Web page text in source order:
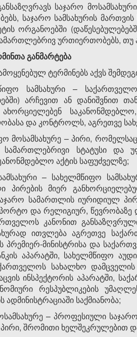
საჯარო
საჯარო სამსახურის
ორგანოებში
ურთიერთობებს, თუ
განმარტება
ტერმინებს აქვს
სამსახური –
არჩევით ან დანიშვნით
ახორციელებენ
და კონტროლს, აგრეთვე
მოსამსახურე – პირი,
სტატუსი და
აქტის საფუძველზე;
– სახელმწიფო
პირების მიერ
სამართლის იურიდიულ
და რელიგიურ, წევრობაზე
კანონით
ითვლება აგრეთვე
პრემიერ-მინისტრისა და
აპარატში, სახელმწიფო
სახალხო
ინსპექტორის აპარატში,
რესპუბლიკების
საქმიანობა;
– პროფესიული
შრომითი ხელშეკრულებით